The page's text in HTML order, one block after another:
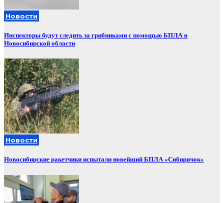
Новости
Инспекторы будут следить за грибниками с помощью БПЛА в
Новосибирской области
Новости
Новосибирские ракетчики испытали новейший БПЛА «Сибирячок»